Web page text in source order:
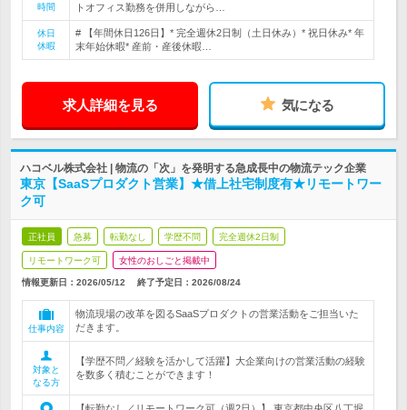
時間
トオフィス勤務を併用しながら…
休日
休暇
# 【年間休日126日】* 完全週休2日制（土日休み）* 祝日休み* 年
末年始休暇* 産前・産後休暇…
求人詳細を見る 気になる
ハコベル株式会社 | 物流の「次」を発明する急成長中の物流テック企業
東京【SaaSプロダクト営業】★借上社宅制度有★リモートワー
ク可
正社員 急募 転勤なし 学歴不問 完全週休2日制
リモートワーク可 女性のおしごと掲載中
情報更新日：2026/05/12 終了予定日： 2026/08/24
仕事内容
物流現場の改革を図るSaaSプロダクトの営業活動をご担当いた
だきます。
対象と
なる方
【学歴不問／経験を活かして活躍】大企業向けの営業活動の経験
を数多く積むことができます！